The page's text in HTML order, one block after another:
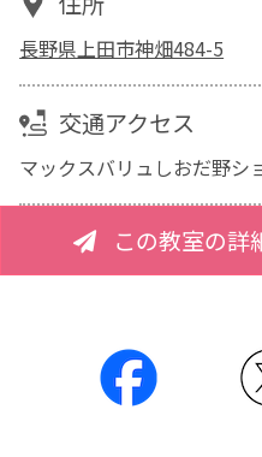
長野県上田市神畑484-5
交通アクセス
マックスバリュしおだ野シ
この教室の詳